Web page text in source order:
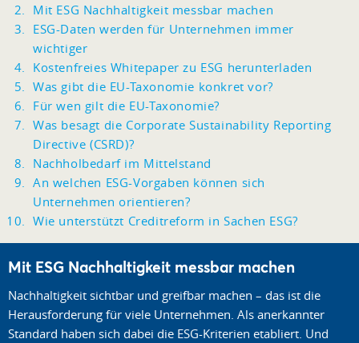
Mit ESG Nachhaltigkeit messbar machen
ESG-Daten werden für Unternehmen immer
wichtiger
Kostenfreies Whitepaper zu ESG herunterladen
Was gibt die EU-Taxonomie konkret vor?
Für wen gilt die EU-Taxonomie?
Was besagt die Corporate Sustainability Reporting
Directive (CSRD)?
Nachholbedarf im Mittelstand
An welchen ESG-Vorgaben können sich
Unternehmen orientieren?
Wie unterstützt Creditreform in Sachen ESG?
Mit ESG Nachhaltigkeit messbar machen
Nachhaltigkeit sichtbar und greifbar machen – das ist die
Herausforderung für viele Unternehmen. Als anerkannter
Standard haben sich dabei die ESG-Kriterien etabliert. Und